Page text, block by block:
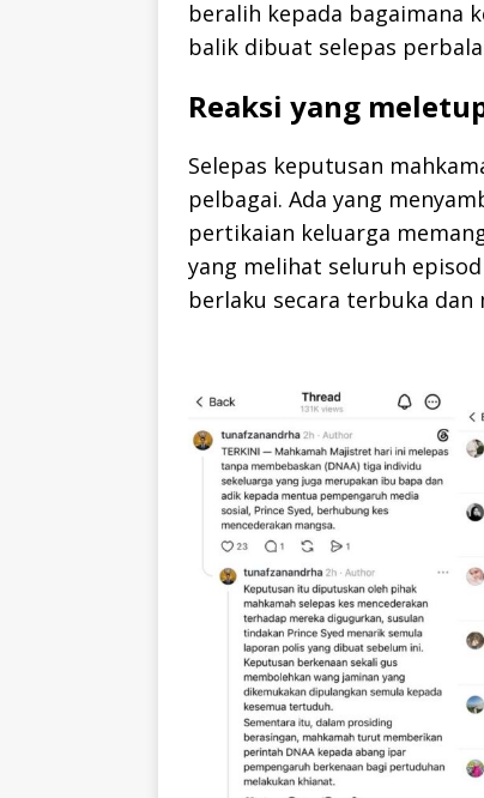
beralih kepada bagaimana
balik dibuat selepas
Reaksi yang
Selepas keputusan
pelbagai. Ada yang
pertikaian keluarga
yang melihat seluruh
berlaku secara terbuka